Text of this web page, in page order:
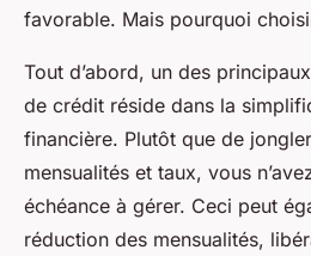
favorable. Mais pourquoi
Tout d’abord, un des principaux
de crédit réside dans la
financière. Plutôt que de
mensualités et taux, vous
échéance à gérer. Ceci peut
réduction des mensualités,